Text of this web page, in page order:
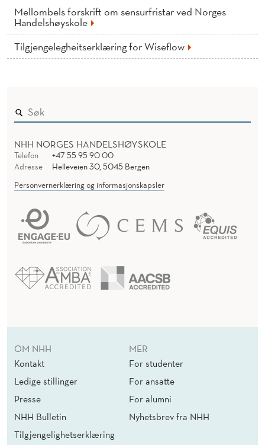
Mellombels forskrift om sensurfristar ved Norges
Handelshøyskole
Tilgjengelegheitserklæring for Wiseflow
NHH NORGES HANDELSHØYSKOLE
Telefon
+47 55 95 90 00
Adresse
Helleveien 30, 5045 Bergen
Personvernerklæring og informasjonskapsler
OM NHH
Kontakt
Ledige stillinger
Presse
NHH Bulletin
Tilgjengelighetserklæring
MER
For studenter
For ansatte
For alumni
Nyhetsbrev fra NHH